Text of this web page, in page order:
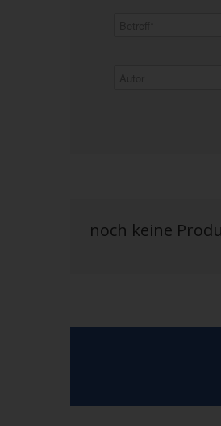
noch keine